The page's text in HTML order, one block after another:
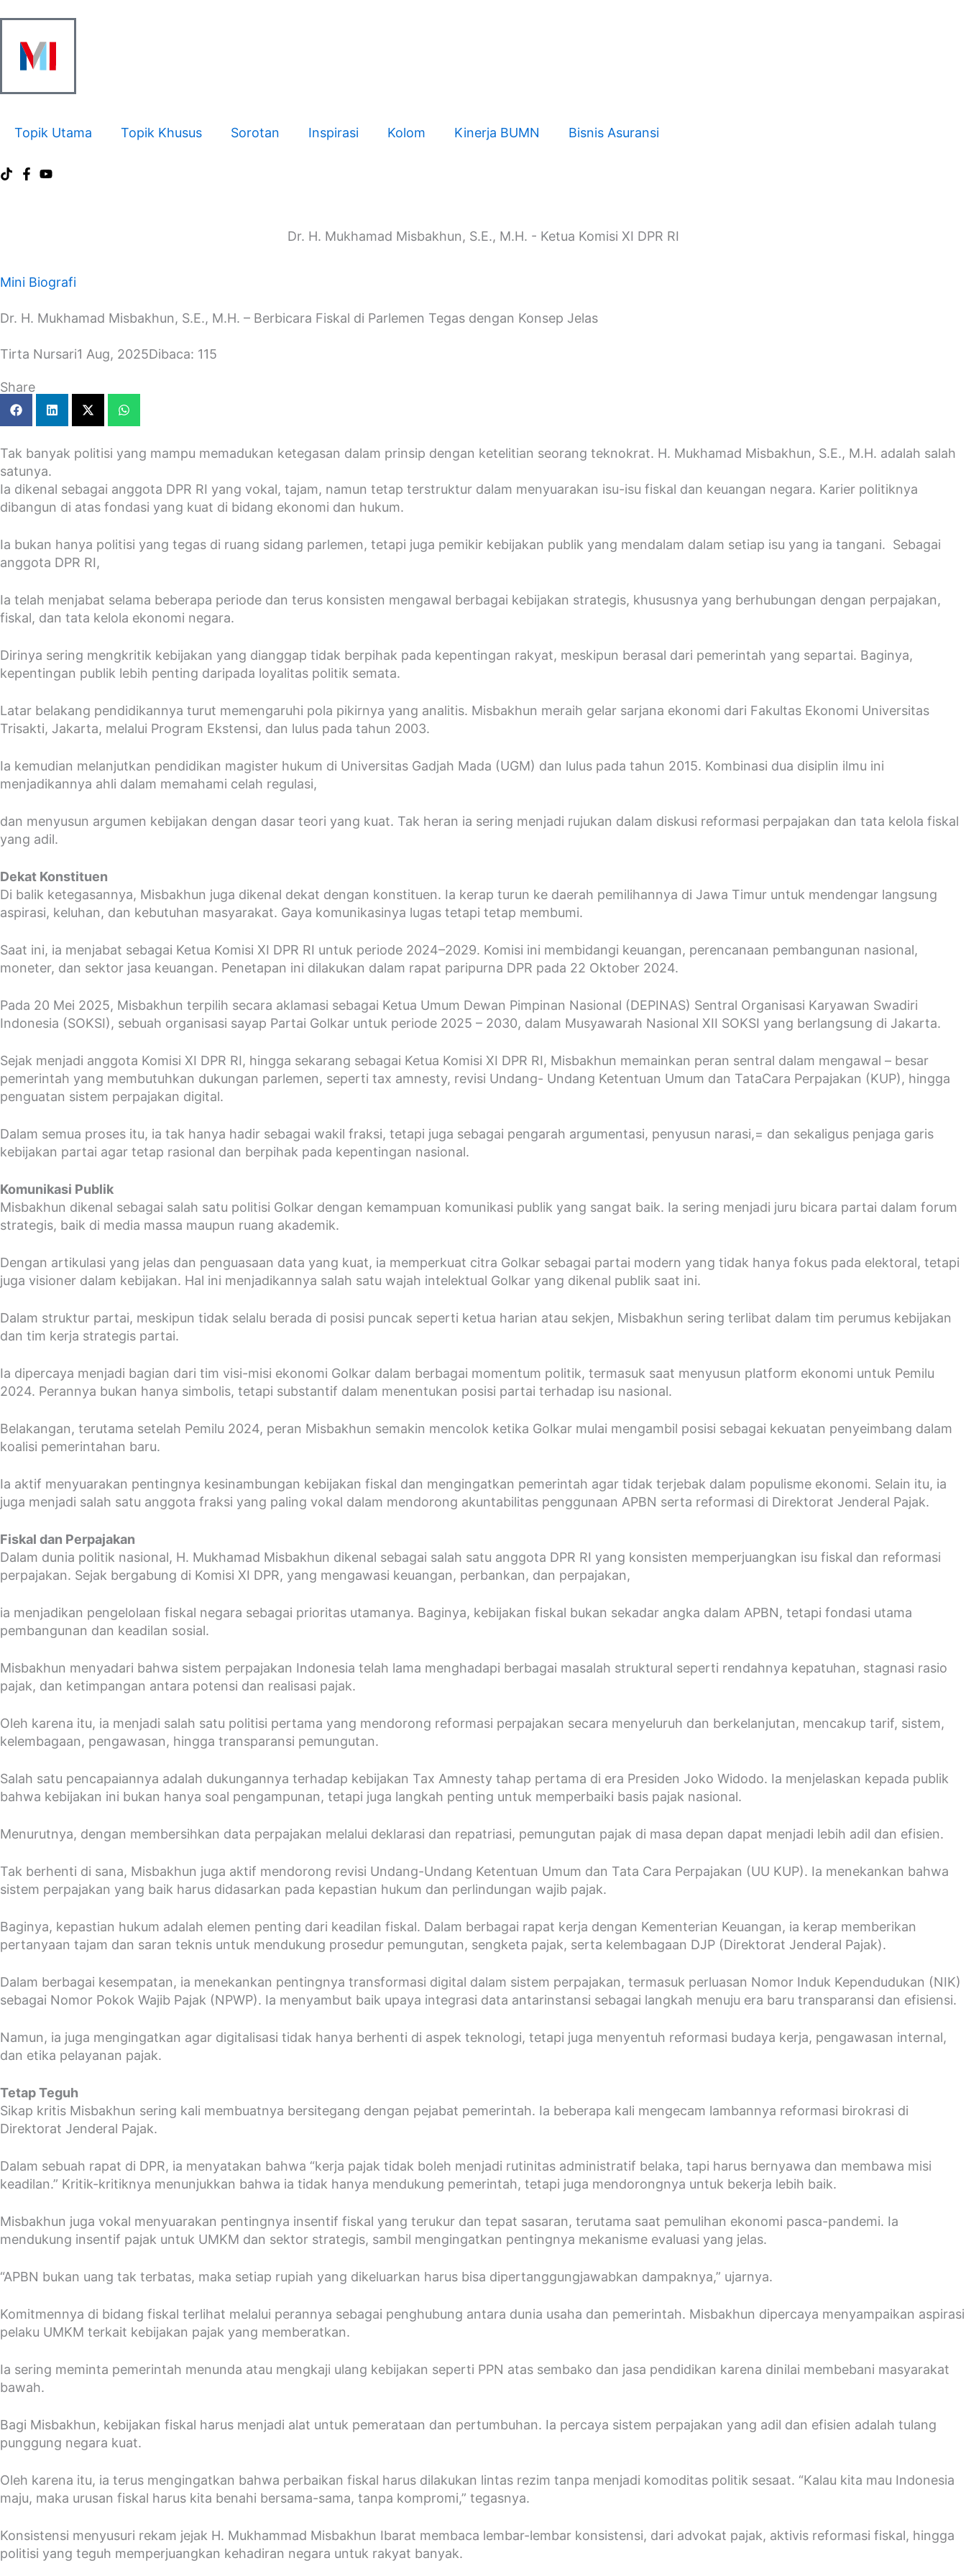
content
Topik Utama Topik Khusus Sorotan Inspirasi Kolom Kinerja BUMN Bisnis Asuransi
Dr. H. Mukhamad Misbakhun, S.E., M.H. - Ketua Komisi XI DPR RI
Mini Biografi
Dr. H. Mukhamad Misbakhun, S.E., M.H. – Berbicara Fiskal di Parlemen Tegas dengan Konsep Jelas
Tirta Nursari1 Aug, 2025Dibaca: 115
Share
Tak banyak politisi yang mampu memadukan ketegasan dalam prinsip dengan ketelitian seorang teknokrat. H. Mukhamad Misbakhun, S.E., M.H. adalah salah
satunya.
Ia dikenal sebagai anggota DPR RI yang vokal, tajam, namun tetap terstruktur dalam menyuarakan isu-isu fiskal dan keuangan negara. Karier politiknya
dibangun di atas fondasi yang kuat di bidang ekonomi dan hukum.
Ia bukan hanya politisi yang tegas di ruang sidang parlemen, tetapi juga pemikir kebijakan publik yang mendalam dalam setiap isu yang ia tangani. Sebagai
anggota DPR RI,
Ia telah menjabat selama beberapa periode dan terus konsisten mengawal berbagai kebijakan strategis, khususnya yang berhubungan dengan perpajakan,
fiskal, dan tata kelola ekonomi negara.
Dirinya sering mengkritik kebijakan yang dianggap tidak berpihak pada kepentingan rakyat, meskipun berasal dari pemerintah yang separtai. Baginya,
kepentingan publik lebih penting daripada loyalitas politik semata.
Latar belakang pendidikannya turut memengaruhi pola pikirnya yang analitis. Misbakhun meraih gelar sarjana ekonomi dari Fakultas Ekonomi Universitas
Trisakti, Jakarta, melalui Program Ekstensi, dan lulus pada tahun 2003.
Ia kemudian melanjutkan pendidikan magister hukum di Universitas Gadjah Mada (UGM) dan lulus pada tahun 2015. Kombinasi dua disiplin ilmu ini
menjadikannya ahli dalam memahami celah regulasi,
dan menyusun argumen kebijakan dengan dasar teori yang kuat. Tak heran ia sering menjadi rujukan dalam diskusi reformasi perpajakan dan tata kelola fiskal
yang adil.
Dekat Konstituen
Di balik ketegasannya, Misbakhun juga dikenal dekat dengan konstituen. Ia kerap turun ke daerah pemilihannya di Jawa Timur untuk mendengar langsung
aspirasi, keluhan, dan kebutuhan masyarakat. Gaya komunikasinya lugas tetapi tetap membumi.
Saat ini, ia menjabat sebagai Ketua Komisi XI DPR RI untuk periode 2024–2029. Komisi ini membidangi keuangan, perencanaan pembangunan nasional,
moneter, dan sektor jasa keuangan. Penetapan ini dilakukan dalam rapat paripurna DPR pada 22 Oktober 2024.
Pada 20 Mei 2025, Misbakhun terpilih secara aklamasi sebagai Ketua Umum Dewan Pimpinan Nasional (DEPINAS) Sentral Organisasi Karyawan Swadiri
Indonesia (SOKSI), sebuah organisasi sayap Partai Golkar untuk periode 2025 – 2030, dalam Musyawarah Nasional XII SOKSI yang berlangsung di Jakarta.
Sejak menjadi anggota Komisi XI DPR RI, hingga sekarang sebagai Ketua Komisi XI DPR RI, Misbakhun memainkan peran sentral dalam mengawal – besar
pemerintah yang membutuhkan dukungan parlemen, seperti tax amnesty, revisi Undang- Undang Ketentuan Umum dan TataCara Perpajakan (KUP), hingga
penguatan sistem perpajakan digital.
Dalam semua proses itu, ia tak hanya hadir sebagai wakil fraksi, tetapi juga sebagai pengarah argumentasi, penyusun narasi,= dan sekaligus penjaga garis
kebijakan partai agar tetap rasional dan berpihak pada kepentingan nasional.
Komunikasi Publik
Misbakhun dikenal sebagai salah satu politisi Golkar dengan kemampuan komunikasi publik yang sangat baik. Ia sering menjadi juru bicara partai dalam forum
strategis, baik di media massa maupun ruang akademik.
Dengan artikulasi yang jelas dan penguasaan data yang kuat, ia memperkuat citra Golkar sebagai partai modern yang tidak hanya fokus pada elektoral, tetapi
juga visioner dalam kebijakan. Hal ini menjadikannya salah satu wajah intelektual Golkar yang dikenal publik saat ini.
Dalam struktur partai, meskipun tidak selalu berada di posisi puncak seperti ketua harian atau sekjen, Misbakhun sering terlibat dalam tim perumus kebijakan
dan tim kerja strategis partai.
Ia dipercaya menjadi bagian dari tim visi-misi ekonomi Golkar dalam berbagai momentum politik, termasuk saat menyusun platform ekonomi untuk Pemilu
2024. Perannya bukan hanya simbolis, tetapi substantif dalam menentukan posisi partai terhadap isu nasional.
Belakangan, terutama setelah Pemilu 2024, peran Misbakhun semakin mencolok ketika Golkar mulai mengambil posisi sebagai kekuatan penyeimbang dalam
koalisi pemerintahan baru.
Ia aktif menyuarakan pentingnya kesinambungan kebijakan fiskal dan mengingatkan pemerintah agar tidak terjebak dalam populisme ekonomi. Selain itu, ia
juga menjadi salah satu anggota fraksi yang paling vokal dalam mendorong akuntabilitas penggunaan APBN serta reformasi di Direktorat Jenderal Pajak.
Fiskal dan Perpajakan
Dalam dunia politik nasional, H. Mukhamad Misbakhun dikenal sebagai salah satu anggota DPR RI yang konsisten memperjuangkan isu fiskal dan reformasi
perpajakan. Sejak bergabung di Komisi XI DPR, yang mengawasi keuangan, perbankan, dan perpajakan,
ia menjadikan pengelolaan fiskal negara sebagai prioritas utamanya. Baginya, kebijakan fiskal bukan sekadar angka dalam APBN, tetapi fondasi utama
pembangunan dan keadilan sosial.
Misbakhun menyadari bahwa sistem perpajakan Indonesia telah lama menghadapi berbagai masalah struktural seperti rendahnya kepatuhan, stagnasi rasio
pajak, dan ketimpangan antara potensi dan realisasi pajak.
Oleh karena itu, ia menjadi salah satu politisi pertama yang mendorong reformasi perpajakan secara menyeluruh dan berkelanjutan, mencakup tarif, sistem,
kelembagaan, pengawasan, hingga transparansi pemungutan.
Salah satu pencapaiannya adalah dukungannya terhadap kebijakan Tax Amnesty tahap pertama di era Presiden Joko Widodo. Ia menjelaskan kepada publik
bahwa kebijakan ini bukan hanya soal pengampunan, tetapi juga langkah penting untuk memperbaiki basis pajak nasional.
Menurutnya, dengan membersihkan data perpajakan melalui deklarasi dan repatriasi, pemungutan pajak di masa depan dapat menjadi lebih adil dan efisien.
Tak berhenti di sana, Misbakhun juga aktif mendorong revisi Undang-Undang Ketentuan Umum dan Tata Cara Perpajakan (UU KUP). Ia menekankan bahwa
sistem perpajakan yang baik harus didasarkan pada kepastian hukum dan perlindungan wajib pajak.
Baginya, kepastian hukum adalah elemen penting dari keadilan fiskal. Dalam berbagai rapat kerja dengan Kementerian Keuangan, ia kerap memberikan
pertanyaan tajam dan saran teknis untuk mendukung prosedur pemungutan, sengketa pajak, serta kelembagaan DJP (Direktorat Jenderal Pajak).
Dalam berbagai kesempatan, ia menekankan pentingnya transformasi digital dalam sistem perpajakan, termasuk perluasan Nomor Induk Kependudukan (NIK)
sebagai Nomor Pokok Wajib Pajak (NPWP). Ia menyambut baik upaya integrasi data antarinstansi sebagai langkah menuju era baru transparansi dan efisiensi.
Namun, ia juga mengingatkan agar digitalisasi tidak hanya berhenti di aspek teknologi, tetapi juga menyentuh reformasi budaya kerja, pengawasan internal,
dan etika pelayanan pajak.
Tetap Teguh
Sikap kritis Misbakhun sering kali membuatnya bersitegang dengan pejabat pemerintah. Ia beberapa kali mengecam lambannya reformasi birokrasi di
Direktorat Jenderal Pajak.
Dalam sebuah rapat di DPR, ia menyatakan bahwa “kerja pajak tidak boleh menjadi rutinitas administratif belaka, tapi harus bernyawa dan membawa misi
keadilan.” Kritik-kritiknya menunjukkan bahwa ia tidak hanya mendukung pemerintah, tetapi juga mendorongnya untuk bekerja lebih baik.
Misbakhun juga vokal menyuarakan pentingnya insentif fiskal yang terukur dan tepat sasaran, terutama saat pemulihan ekonomi pasca-pandemi. Ia
mendukung insentif pajak untuk UMKM dan sektor strategis, sambil mengingatkan pentingnya mekanisme evaluasi yang jelas.
“APBN bukan uang tak terbatas, maka setiap rupiah yang dikeluarkan harus bisa dipertanggungjawabkan dampaknya,” ujarnya.
Komitmennya di bidang fiskal terlihat melalui perannya sebagai penghubung antara dunia usaha dan pemerintah. Misbakhun dipercaya menyampaikan aspirasi
pelaku UMKM terkait kebijakan pajak yang memberatkan.
Ia sering meminta pemerintah menunda atau mengkaji ulang kebijakan seperti PPN atas sembako dan jasa pendidikan karena dinilai membebani masyarakat
bawah.
Bagi Misbakhun, kebijakan fiskal harus menjadi alat untuk pemerataan dan pertumbuhan. Ia percaya sistem perpajakan yang adil dan efisien adalah tulang
punggung negara kuat.
Oleh karena itu, ia terus mengingatkan bahwa perbaikan fiskal harus dilakukan lintas rezim tanpa menjadi komoditas politik sesaat. “Kalau kita mau Indonesia
maju, maka urusan fiskal harus kita benahi bersama-sama, tanpa kompromi,” tegasnya.
Konsistensi menyusuri rekam jejak H. Mukhammad Misbakhun Ibarat membaca lembar-lembar konsistensi, dari advokat pajak, aktivis reformasi fiskal, hingga
politisi yang teguh memperjuangkan kehadiran negara untuk rakyat banyak.